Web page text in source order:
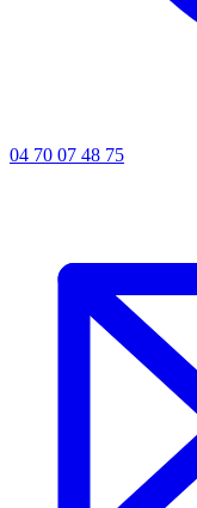
04 70 07 48 75